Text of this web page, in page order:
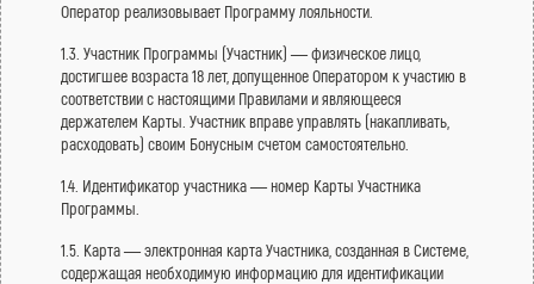
Оператор реализовывает Программу лояльности.
1.3. Участник Программы (Участник) — физическое лицо,
достигшее возраста 18 лет, допущенное Оператором к участию в
соответствии с настоящими Правилами и являющееся
держателем Карты. Участник вправе управлять (накапливать,
расходовать) своим Бонусным счетом самостоятельно.
1.4. Идентификатор участника — номер Карты Участника
Программы.
1.5. Карта — электронная карта Участника, созданная в Системе,
содержащая необходимую информацию для идентификации